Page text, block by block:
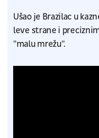
Ušao je Brazilac u
leve strane i
"malu mrežu".